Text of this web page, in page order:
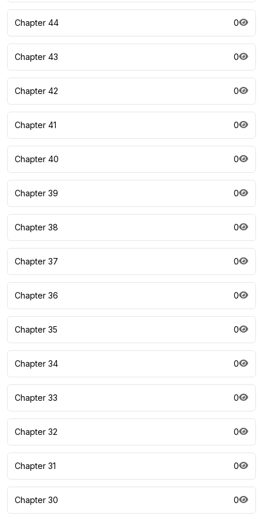
Chapter 44 0
Chapter 43 0
Chapter 42 0
Chapter 41 0
Chapter 40 0
Chapter 39 0
Chapter 38 0
Chapter 37 0
Chapter 36 0
Chapter 35 0
Chapter 34 0
Chapter 33 0
Chapter 32 0
Chapter 31 0
Chapter 30 0